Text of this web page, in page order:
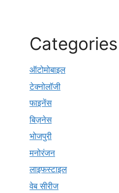
Categories
ऑटोमोबाइल
टेक्नोलॉजी
फाइनेंस
बिज़नेस
भोजपुरी
मनोरंजन
लाइफस्टाइल
वेब सीरीज